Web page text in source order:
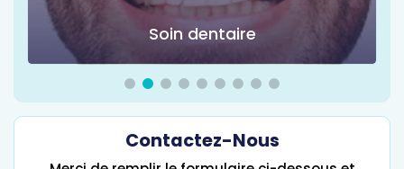
Chirurgie d'obésité
Contactez-Nous